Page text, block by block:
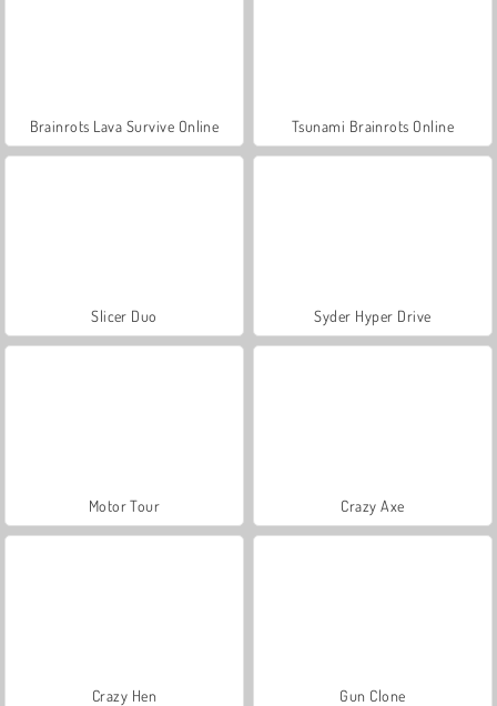
Brainrots Lava Survive Online Tsunami Brainrots Online
Slicer Duo Syder Hyper Drive
Motor Tour Crazy Axe
Crazy Hen Gun Clone